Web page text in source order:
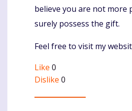
believe you are not more
surely possess the gift.
Feel free to visit my
Like 0
Dislike 0